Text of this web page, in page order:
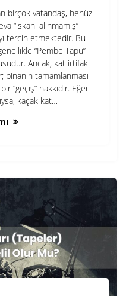
birçok vatandaş, henüz
“iskanı alınmamış”
tercih etmektedir. Bu
“Pembe Tapu”
Ancak, kat irtifakı
tamamlanması
“geçiş” hakkıdır. Eğer
kaçak kat…